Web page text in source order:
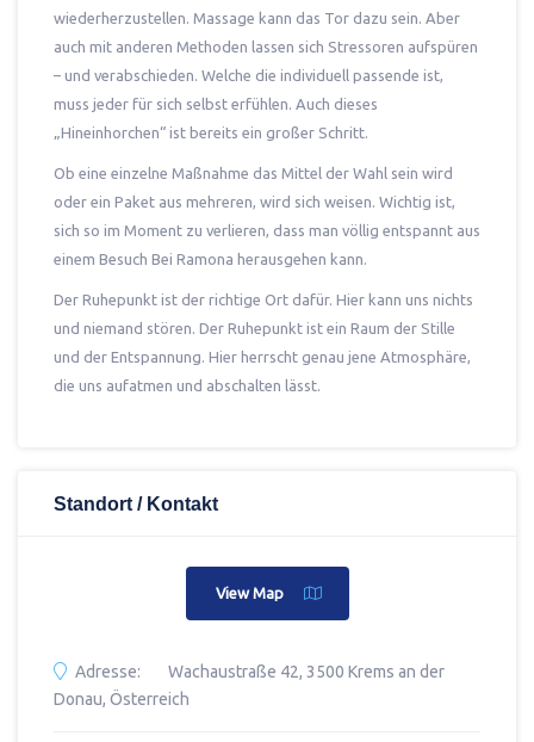
wiederherzustellen. Massage kann das Tor dazu sein. Aber
auch mit anderen Methoden lassen sich Stressoren aufspüren
– und verabschieden. Welche die individuell passende ist,
muss jeder für sich selbst erfühlen. Auch dieses
„Hineinhorchen“ ist bereits ein großer Schritt.
Ob eine einzelne Maßnahme das Mittel der Wahl sein wird
oder ein Paket aus mehreren, wird sich weisen. Wichtig ist,
sich so im Moment zu verlieren, dass man völlig entspannt aus
einem Besuch Bei Ramona herausgehen kann.
Der Ruhepunkt ist der richtige Ort dafür. Hier kann uns nichts
und niemand stören. Der Ruhepunkt ist ein Raum der Stille
und der Entspannung. Hier herrscht genau jene Atmosphäre,
die uns aufatmen und abschalten lässt.
Standort / Kontakt
View Map
Adresse:
Wachaustraße 42, 3500 Krems an der
Donau, Österreich